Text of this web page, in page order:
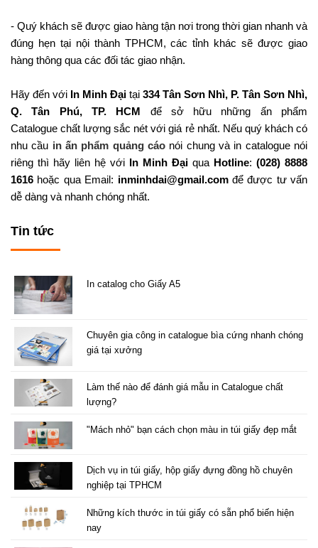
- Quý khách sẽ được giao hàng tận nơi trong thời gian nhanh và
đúng hẹn tại nội thành TPHCM, các tỉnh khác sẽ được giao
hàng thông qua các đối tác giao nhận.
Hãy đến với In Minh Đại tại 334 Tân Sơn Nhì, P. Tân Sơn Nhì,
Q. Tân Phú, TP. HCM để sở hữu những ấn phẩm
Catalogue chất lượng sắc nét với giá rẻ nhất. Nếu quý khách có
nhu cầu in ấn phẩm quảng cáo nói chung và in catalogue nói
riêng thì hãy liên hệ với In Minh Đại qua Hotline: (028) 8888
1616 hoặc qua Email: inminhdai@gmail.comđể được tư vấn
dễ dàng và nhanh chóng nhất.
Tin tức
In catalog cho Giấy A5
Chuyên gia công in catalogue bìa cứng nhanh chóng
giá tại xưởng
Làm thế nào để đánh giá mẫu in Catalogue chất
lượng?
"Mách nhỏ" bạn cách chọn màu in túi giấy đẹp mắt
Dịch vụ in túi giấy, hộp giấy đựng đồng hồ chuyên
nghiệp tại TPHCM
Những kích thước in túi giấy có sẵn phổ biến hiện
nay